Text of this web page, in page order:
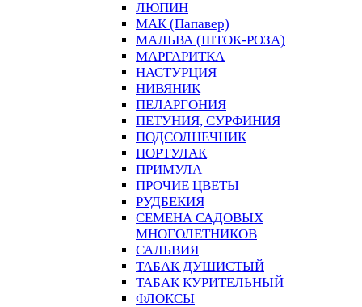
ЛЮПИН
МАК (Папавер)
МАЛЬВА (ШТОК-РОЗА)
МАРГАРИТКА
НАСТУРЦИЯ
НИВЯНИК
ПЕЛАРГОНИЯ
ПЕТУНИЯ, СУРФИНИЯ
ПОДСОЛНЕЧНИК
ПОРТУЛАК
ПРИМУЛА
ПРОЧИЕ ЦВЕТЫ
РУДБЕКИЯ
СЕМЕНА САДОВЫХ
МНОГОЛЕТНИКОВ
САЛЬВИЯ
ТАБАК ДУШИСТЫЙ
ТАБАК КУРИТЕЛЬНЫЙ
ФЛОКСЫ